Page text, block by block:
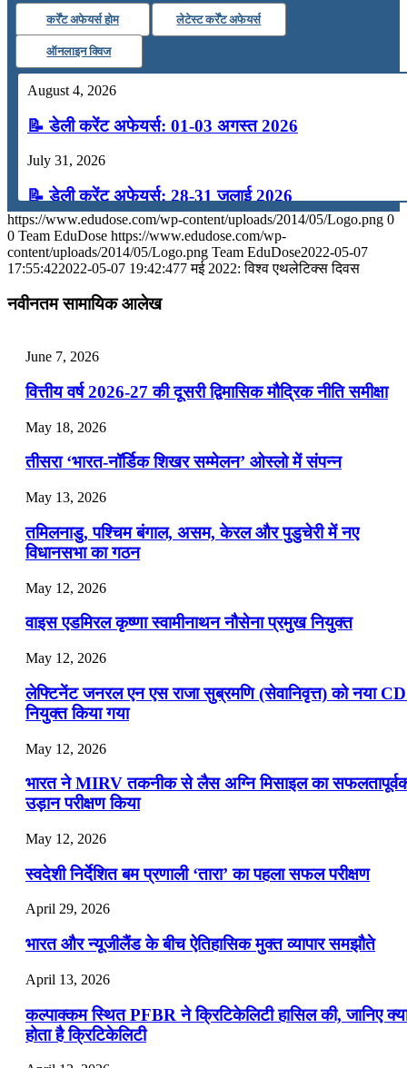
टुडेज जीके
Menu Menu
कर्रेंट अफेयर्स होम लेटेस्ट कर्रेंट अफेयर्स
ऑनलाइन क्विज
August 4, 2026
📝 डेली करेंट अफेयर्स: 01-03 अगस्त 2026
July 31, 2026
📝 डेली करेंट अफेयर्स: 28-31 जुलाई 2026
July 28, 2026
📝 डेली करेंट अफेयर्स: 25-27 जुलाई 2026
July 25, 2026
📝 डेली करेंट अफेयर्स: 19-21 जुलाई 2026
📝 डेली करेंट अफेयर्स: 13-15 जुलाई 2026
https://www.edudose.com/wp-content/uploads/2014/05/Logo.png 0
0 Team EduDose https://www.edudose.com/wp-
content/uploads/2014/05/Logo.png Team EduDose2022-05-07
17:55:422022-05-07 19:42:477 मई 2022: विश्व एथलेटिक्स दिवस
नवीनतम सामायिक आलेख
June 7, 2026
वित्तीय वर्ष 2026-27 की दूसरी द्विमासिक मौद्रिक नीति समीक्षा
May 18, 2026
तीसरा ‘भारत-नॉर्डिक शिखर सम्मेलन’ ओस्लो में संपन्न
May 13, 2026
तमिलनाडु, पश्चिम बंगाल, असम, केरल और पुडुचेरी में नए
विधानसभा का गठन
May 12, 2026
वाइस एडमिरल कृष्णा स्वामीनाथन नौसेना प्रमुख नियुक्त
May 12, 2026
लेफ्टिनेंट जनरल एन एस राजा सुब्रमणि (सेवानिवृत्त) को नया
नियुक्त किया गया
May 12, 2026
भारत ने MIRV तकनीक से लैस अग्नि मिसाइल का
उड़ान परीक्षण किया
May 12, 2026
स्वदेशी निर्देशित बम प्रणाली ‘तारा’ का पहला सफल परीक्षण
April 29, 2026
भारत और न्यूजीलैंड के बीच ऐतिहासिक मुक्त व्यापार समझौते
April 13, 2026
कल्पाक्कम स्थित PFBR ने क्रिटिकेलिटी हासिल की, जानिए
होता है क्रिटिकेलिटी